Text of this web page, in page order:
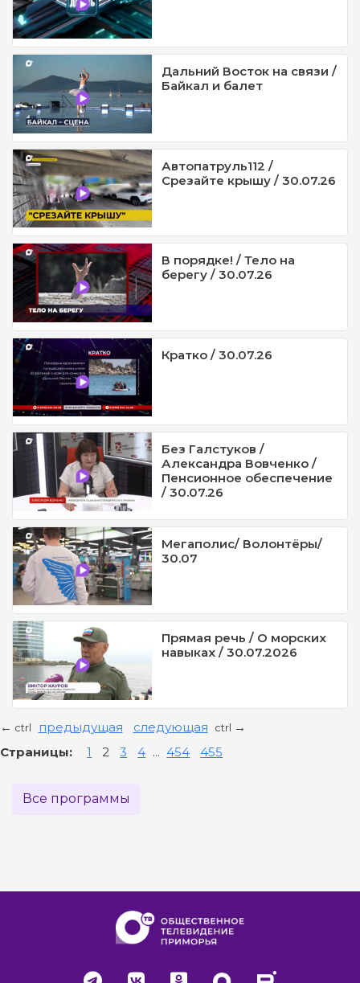
Дальний Восток на связи /
Байкал и балет
Автопатруль112 /
Срезайте крышу / 30.07.26
В порядке! / Тело на
берегу / 30.07.26
Кратко / 30.07.26
Без Галстуков /
Александра Вовченко /
Пенсионное обеспечение
/ 30.07.26
Мегаполис/ Волонтёры/
30.07
Прямая речь / О морских
навыках / 30.07.2026
← ctrl предыдущая следующая ctrl →
Страницы: 1 2 3 4 ... 454 455
Все программы